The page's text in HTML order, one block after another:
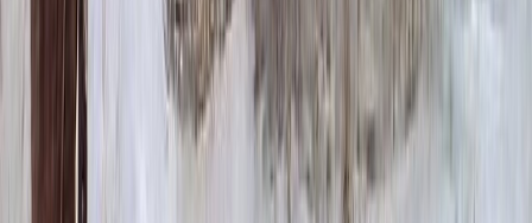
Установка модели не представляет сложности благодаря
модульной конструкции и подробной инструкции. Однако для
обеспечения идеальной устойчивости и ровного положения
мы рекомендуем воспользоваться услугами наших
специалистов по монтажу. Это особенно важно на участках с
сложным грунтом или неровным рельефом.
Модель КК01 гармонично сочетается с дополнительными
элементами благоустройства: цветниками, гранитными
плитами, скамейками или малыми архитектурными формами.